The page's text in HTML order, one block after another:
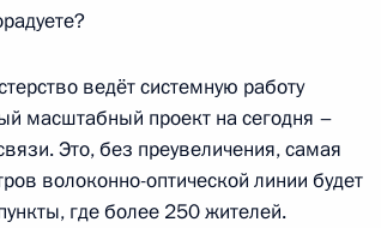
кругов
ведёт системную работу
масштабный проект на сегодня –
Это, без преувеличения, самая
волоконно-оптической линии будет
где более 250 жителей.